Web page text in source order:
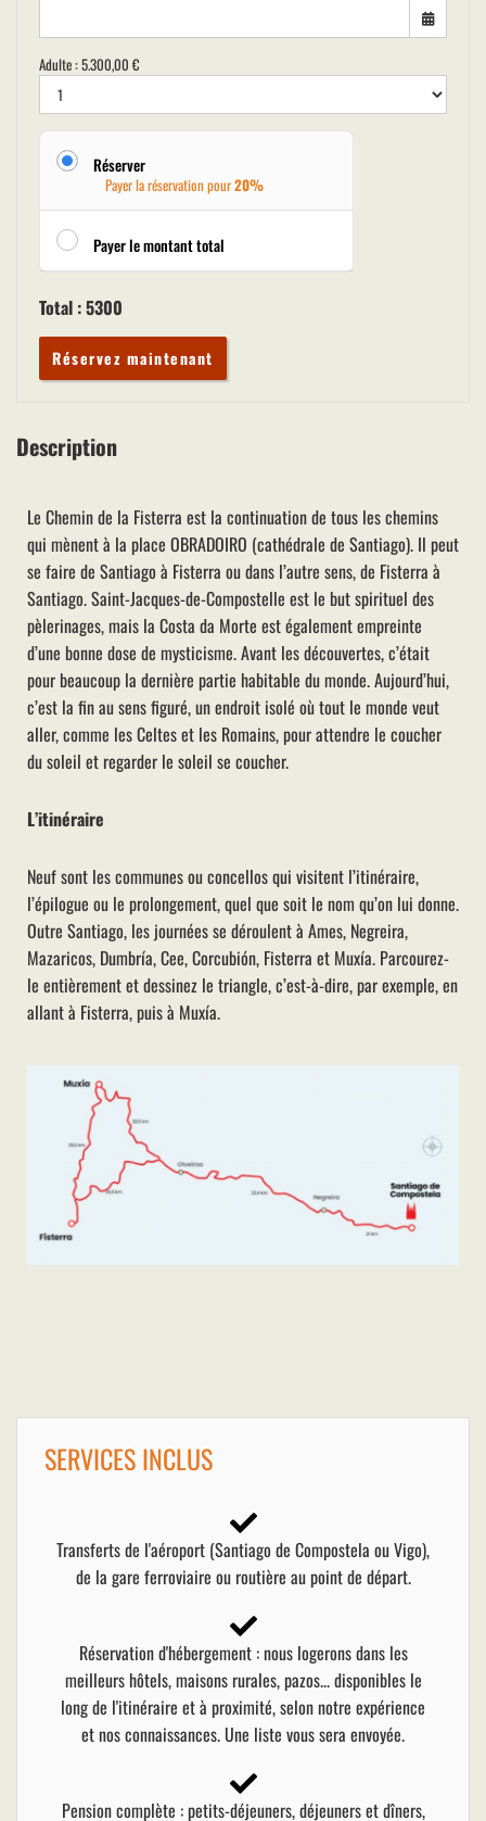
Adulte :5.300,00 €
Réserver
Payer la réservation pour20%
Payer le montant total
Total :5300
Réservez maintenant
Description
Le Chemin de la Fisterra est la continuation de tous les chemins
qui mènent à la place OBRADOIRO (cathédrale de Santiago). Il peut
se faire de Santiago à Fisterra ou dans l’autre sens, de Fisterra à
Santiago. Saint-Jacques-de-Compostelle est le but spirituel des
pèlerinages, mais la Costa da Morte est également empreinte
d’une bonne dose de mysticisme. Avant les découvertes, c’était
pour beaucoup la dernière partie habitable du monde. Aujourd’hui,
c’est la fin au sens figuré, un endroit isolé où tout le monde veut
aller, comme les Celtes et les Romains, pour attendre le coucher
du soleil et regarder le soleil se coucher.
L’itinéraire
Neuf sont les communes ou concellos qui visitent l’itinéraire,
l’épilogue ou le prolongement, quel que soit le nom qu’on lui donne.
Outre Santiago, les journées se déroulent à Ames, Negreira,
Mazaricos, Dumbría, Cee, Corcubión, Fisterra et Muxía. Parcourez-
le entièrement et dessinez le triangle, c’est-à-dire, par exemple, en
allant à Fisterra, puis à Muxía.
SERVICES INCLUS
Transferts de l'aéroport (Santiago de Compostela ou Vigo),
de la gare ferroviaire ou routière au point de départ.
Réservation d'hébergement : nous logerons dans les
meilleurs hôtels, maisons rurales, pazos... disponibles le
long de l'itinéraire et à proximité, selon notre expérience
et nos connaissances. Une liste vous sera envoyée.
Pension complète : petits-déjeuners, déjeuners et dîners,